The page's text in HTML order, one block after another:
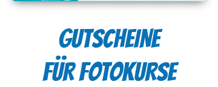
GUTSCHEINE
FÜR FOTOKURSE